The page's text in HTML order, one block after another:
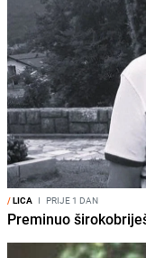
/LICA I PRIJE 1 DAN
Preminuo